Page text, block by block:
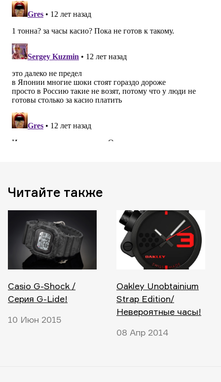
Читайте также
Casio G-Shock /
Серия G-Lide!
10 Июн 2015
Oakley Unobtainium
Strap Edition/
Невероятные часы!
08 Апр 2014